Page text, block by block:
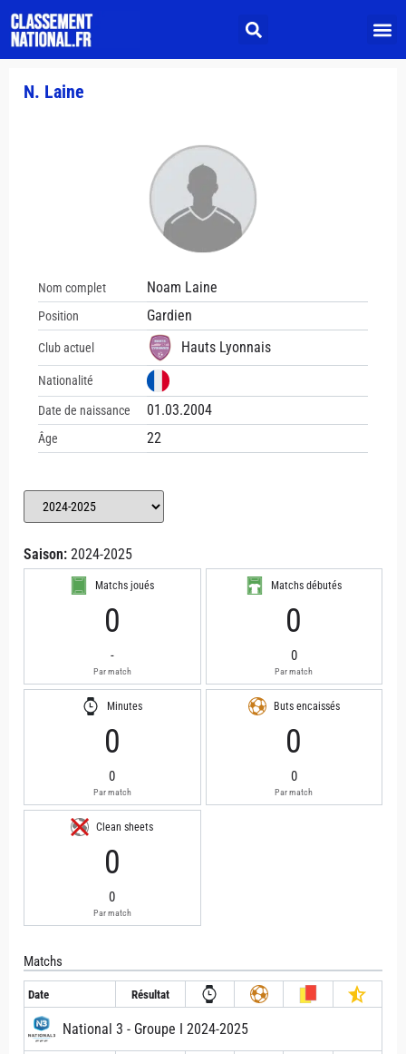
N. Laine
Nom complet Noam Laine
Position Gardien
Club actuel Hauts Lyonnais
Nationalité
Date de naissance 01.03.2004
Âge 22
Saison: 2024-2025
Matchs joués
0
-
Par match
Matchs débutés
0
0
Par match
Minutes
0
0
Par match
Buts encaissés
0
0
Par match
Clean sheets
0
0
Par match
Matchs
Date Résultat
National 3 - Groupe I 2024-2025